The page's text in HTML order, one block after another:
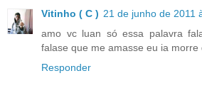
Vitinho ( C ) 21 de junho de 2011
amo vc luan só essa palavra
falase que me amasse eu ia morre
Responder